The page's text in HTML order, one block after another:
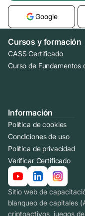
Google
Cursos y formación
CASS Certificado
Curso de Fundamentos
Información
Política de cookies
Condiciones de uso
Política de privacidad
Verificar Certificado
Sitio web de
blanqueo de capitales
criptoactivos, juegos